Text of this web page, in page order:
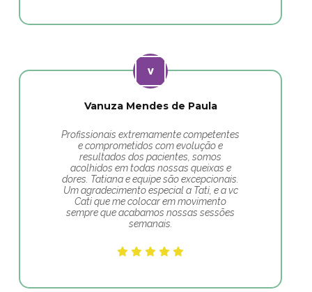
Vanuza Mendes de Paula
Profissionais extremamente competentes
e comprometidos com evolução e
resultados dos pacientes, somos
acolhidos em todas nossas queixas e
dores. Tatiana e equipe são excepcionais.
Um agradecimento especial a Tati, e a vc
Cati que me colocar em movimento
sempre que acabamos nossas sessões
semanais.